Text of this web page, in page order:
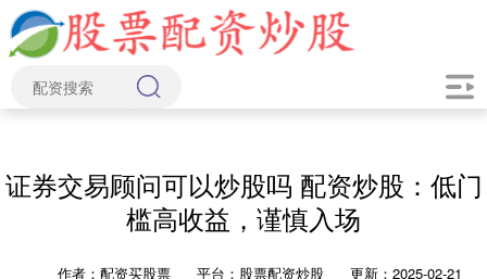
证券交易顾问可以炒股吗 配资炒股：低门
槛高收益，谨慎入场
作者：配资买股票 平台：股票配资炒股
更新：2025-02-21